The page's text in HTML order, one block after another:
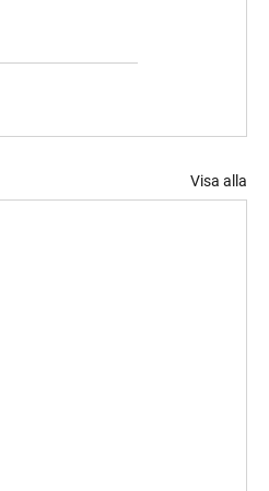
Visa alla